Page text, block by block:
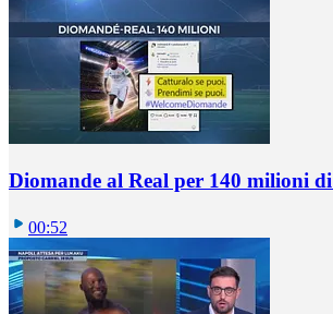
Diomande al Real per 140 milioni
00:52